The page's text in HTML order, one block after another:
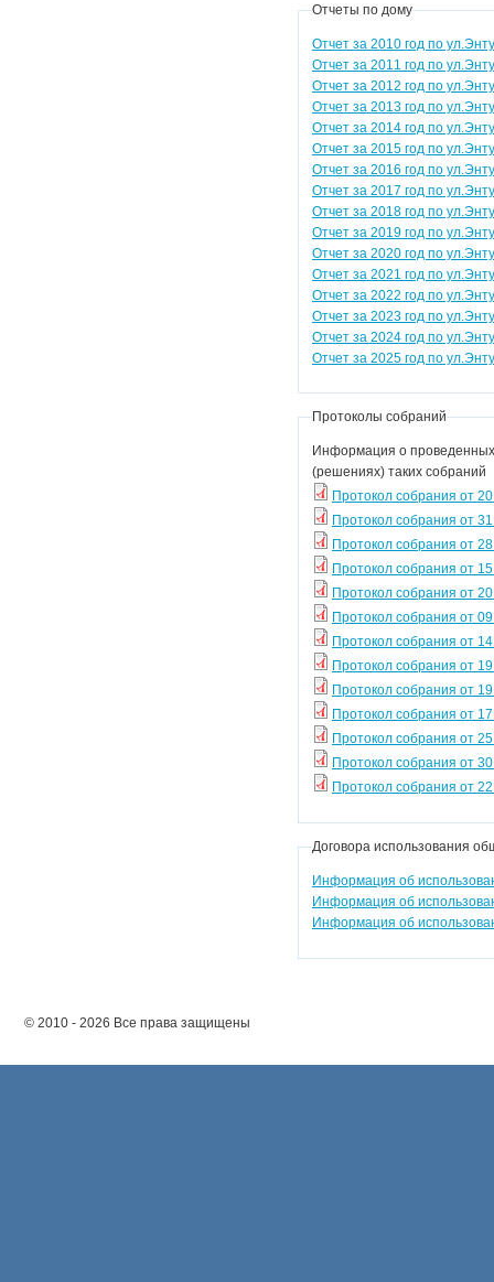
Отчеты по дому
Отчет за 2010 год по
Отчет за 2011 год по
Отчет за 2012 год по
Отчет за 2013 год по
Отчет за 2014 год по
Отчет за 2015 год по
Отчет за 2016 год по
Отчет за 2017 год по
Отчет за 2018 год по
Отчет за 2019 год по
Отчет за 2020 год по
Отчет за 2021 год по
Отчет за 2022 год по
Отчет за 2023 год по
Отчет за 2024 год по
Отчет за 2025 год по
Протоколы собраний
Информация о проведенных
(решениях) таких собраний
Протокол собрания от
Протокол собрания от
Протокол собрания от
Протокол собрания от
Протокол собрания от
Протокол собрания от
Протокол собрания от
Протокол собрания от
Протокол собрания от
Протокол собрания от
Протокол собрания от
Протокол собрания от
Протокол собрания от
Договора использования
Информация об
Информация об
Информация об
© 2010 - 2026 Все права защищены